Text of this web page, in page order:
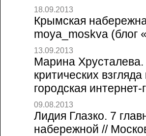
18.09.2013
Крымская
moya_moskva (блог
13.09.2013
Марина
критических
городская
09.08.2013
Лидия Глазко. 7
набережной //